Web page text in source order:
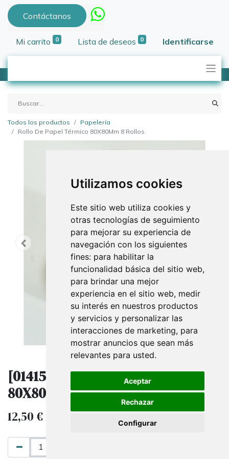
Utilizamos cookies
Este sitio web utiliza cookies y
otras tecnologías de seguimiento
para mejorar su experiencia de
navegación con los siguientes
fines: para habilitar la
funcionalidad básica del sitio web,
para brindar una mejor
experiencia en el sitio web, medir
su interés en nuestros productos
y servicios y personalizar las
interacciones de marketing, para
mostrar anuncios que sean más
relevantes para usted.
Aceptar
Rechazar
Configurar
Contáctanos
Mi carrito 0 Lista de deseos 0 Identificarse
Todos los productos
Papelería
Rollo De Papel Térmico 80X80Mm 8 Rollos
[014155] Rollo De Papel Térmico
80X80Mm 8 Rollos
12,50€ IVA excluido 14,00€